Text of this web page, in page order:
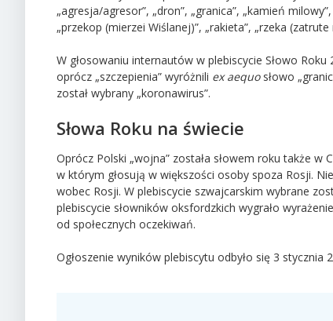
„agresja/agresor”, „dron”, „granica”, „kamień
„przekop (mierzei Wiślanej)”, „rakieta”, „rzeka (zatrute
W głosowaniu internautów w plebiscycie Słowo
oprócz „szczepienia” wyróżnili ex aequosłowo
został wybrany „koronawirus”.
Słowa Roku na świecie
Oprócz Polski „wojna” została słowem roku także w
w którym głosują w większości osoby spoza Rosji.
wobec Rosji. W plebiscycie szwajcarskim wybrane
plebiscycie słowników oksfordzkich wygrało wyrażenie
od społecznych oczekiwań.
Ogłoszenie wyników plebiscytu odbyło się 3 stycznia